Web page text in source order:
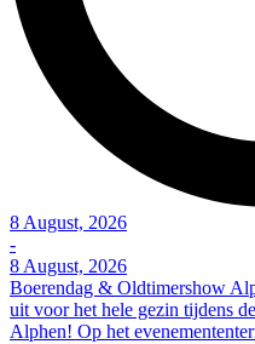
8 August, 2026
-
8 August, 2026
Boerendag & Oldtimershow
uit voor het hele gezin tijdens
Alphen! Op het